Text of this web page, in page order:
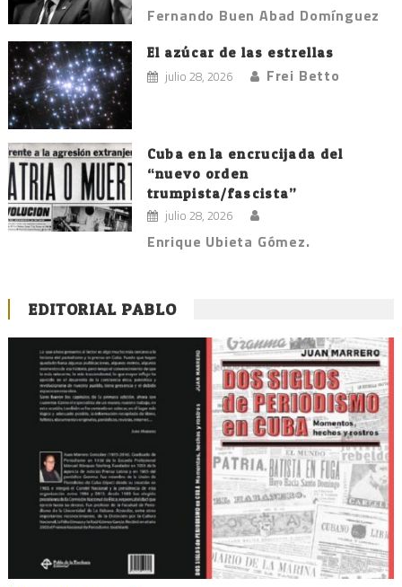
Fernando Buen Abad Domínguez
El azúcar de las estrellas
julio 28, 2026 Frei Betto
Cuba en la encrucijada del
“nuevo orden
trumpista/fascista”
julio 28, 2026
Enrique Ubieta Gómez.
EDITORIAL PABLO